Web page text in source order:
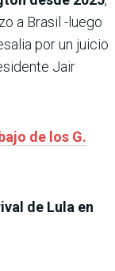
a Brasil -luego
por un juicio
Jair
de los G.
de Lula en